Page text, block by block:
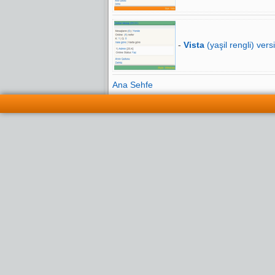
- Vista (yaşil rengli)
Ana Sehfe